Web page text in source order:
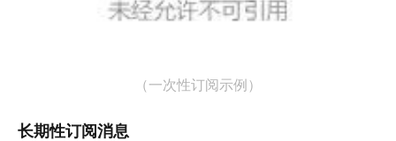
（一次性订阅示例）
长期性订阅消息